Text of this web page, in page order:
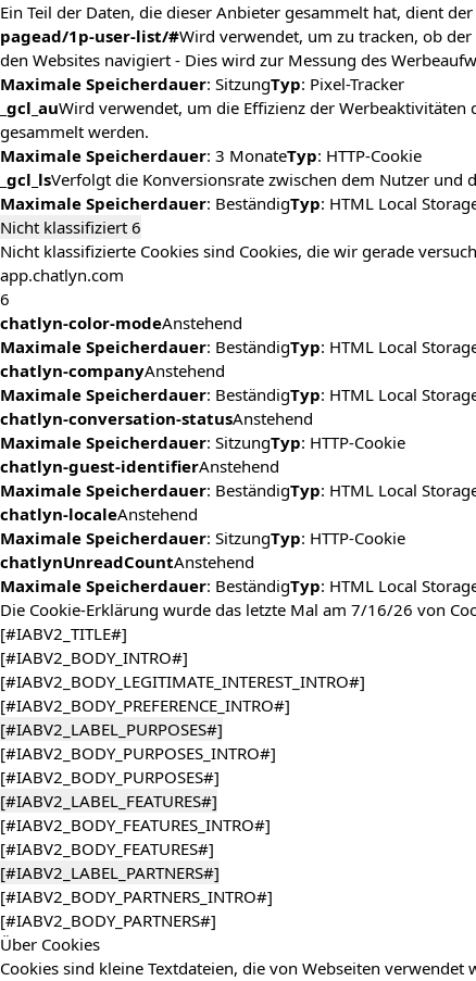
Ein Teil der Daten, die dieser Anbieter gesammelt hat, dient
pagead/1p-user-list/#Wird verwendet, um zu tracken, ob
den Websites navigiert - Dies wird zur Messung des
Maximale Speicherdauer: SitzungTyp: Pixel-Tracker
_gcl_auWird verwendet, um die Effizienz der Werbeaktivitäten
gesammelt werden.
Maximale Speicherdauer: 3 MonateTyp: HTTP-Cookie
_gcl_lsVerfolgt die Konversionsrate zwischen dem Nutzer und
Maximale Speicherdauer: BeständigTyp: HTML Local
Nicht klassifiziert 6
Nicht klassifizierte Cookies sind Cookies, die wir gerade
app.chatlyn.com
6
chatlyn-color-modeAnstehend
Maximale Speicherdauer: BeständigTyp: HTML Local
chatlyn-companyAnstehend
Maximale Speicherdauer: BeständigTyp: HTML Local
chatlyn-conversation-statusAnstehend
Maximale Speicherdauer: SitzungTyp: HTTP-Cookie
chatlyn-guest-identifierAnstehend
Maximale Speicherdauer: BeständigTyp: HTML Local
chatlyn-localeAnstehend
Maximale Speicherdauer: SitzungTyp: HTTP-Cookie
chatlynUnreadCountAnstehend
Maximale Speicherdauer: BeständigTyp: HTML Local
Die Cookie-Erklärung wurde das letzte Mal am 7/16/26 von
[#IABV2_TITLE#]
[#IABV2_BODY_INTRO#]
[#IABV2_BODY_LEGITIMATE_INTEREST_INTRO#]
[#IABV2_BODY_PREFERENCE_INTRO#]
[#IABV2_LABEL_PURPOSES#]
[#IABV2_BODY_PURPOSES_INTRO#]
[#IABV2_BODY_PURPOSES#]
[#IABV2_LABEL_FEATURES#]
[#IABV2_BODY_FEATURES_INTRO#]
[#IABV2_BODY_FEATURES#]
[#IABV2_LABEL_PARTNERS#]
[#IABV2_BODY_PARTNERS_INTRO#]
[#IABV2_BODY_PARTNERS#]
Über Cookies
Cookies sind kleine Textdateien, die von Webseiten